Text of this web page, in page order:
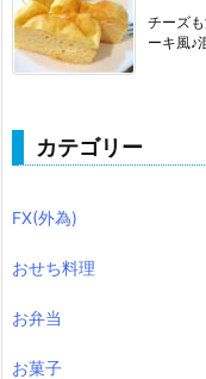
チーズ
ーキ風♪
カテゴリー
FX(外為)
おせち料理
お弁当
お菓子